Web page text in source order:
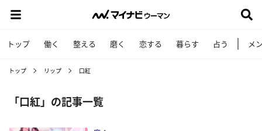
トップ 働く 整える 磨く 恋する 暮らす 占う メ
トップ リップ 口紅
「口紅」の記事一覧